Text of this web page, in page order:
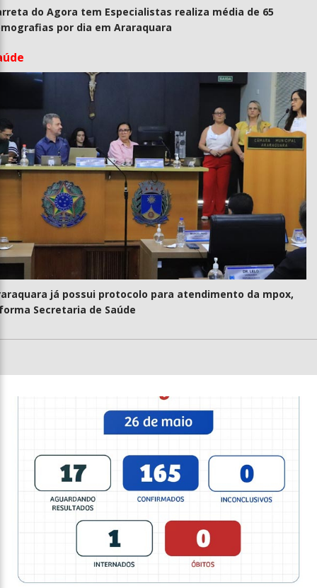
do Agora tem Especialistas realiza média de 65
por dia em Araraquara
já possui protocolo para atendimento da mpox,
Secretaria de Saúde